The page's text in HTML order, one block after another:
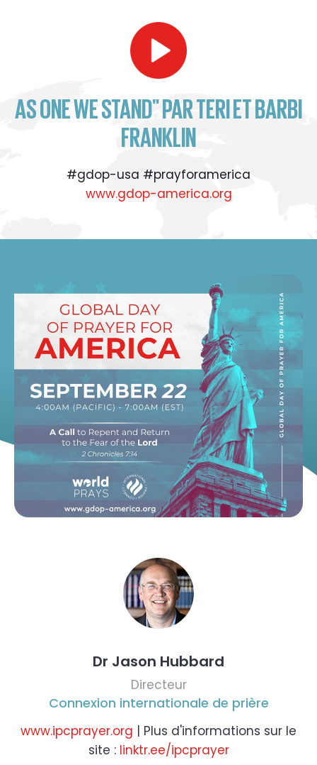
AS ONE WE STAND" PAR TERI ET BARBI
FRANKLIN
#gdop-usa #prayforamerica
www.gdop-america.org
Dr Jason Hubbard
Directeur
Connexion internationale de prière
www.ipcprayer.org | Plus d'informations sur le
site : linktr.ee/ipcprayer